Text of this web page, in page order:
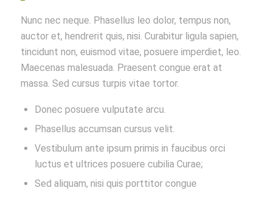
Nunc nec neque. Phasellus leo dolor, tempus non,
auctor et, hendrerit quis, nisi. Curabitur ligula sapien,
tincidunt non, euismod vitae, posuere imperdiet, leo.
Maecenas malesuada. Praesent congue erat at
massa. Sed cursus turpis vitae tortor.
Donec posuere vulputate arcu.
Phasellus accumsan cursus velit.
Vestibulum ante ipsum primis in faucibus orci
luctus et ultrices posuere cubilia Curae;
Sed aliquam, nisi quis porttitor congue